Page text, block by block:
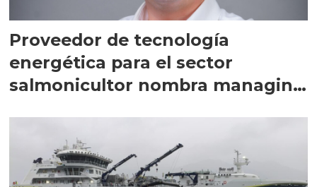
Proveedor de tecnología
energética para el sector
salmonicultor nombra managing